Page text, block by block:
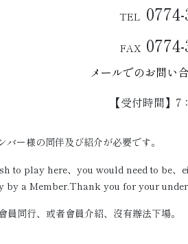
TEL
FAX
メールでのお問い
【受付時間】7
ー様の同伴及び紹介が必要です。
to play here、you would need to be
by a Member.Thank you for your
員同行、或者會員介紹、沒有辦法下場。